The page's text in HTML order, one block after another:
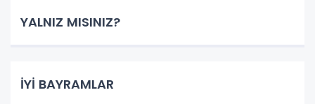
YALNIZ MISINIZ?
İYİ BAYRAMLAR